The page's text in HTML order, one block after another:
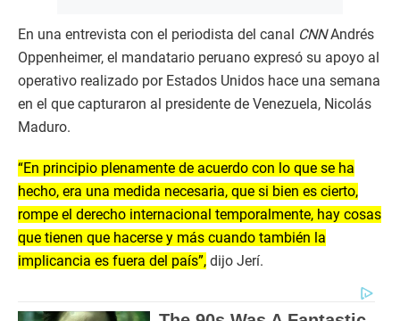
En una entrevista con el periodista del canal CNNAndrés
Oppenheimer, el mandatario peruano expresó su apoyo al
operativo realizado por Estados Unidos hace una semana
en el que capturaron al presidente de Venezuela, Nicolás
Maduro.
“En principio plenamente de acuerdo con lo que se ha
hecho, era una medida necesaria, que si bien es cierto,
rompe el derecho internacional temporalmente, hay cosas
que tienen que hacerse y más cuando también la
implicancia es fuera del país”, dijo Jerí.